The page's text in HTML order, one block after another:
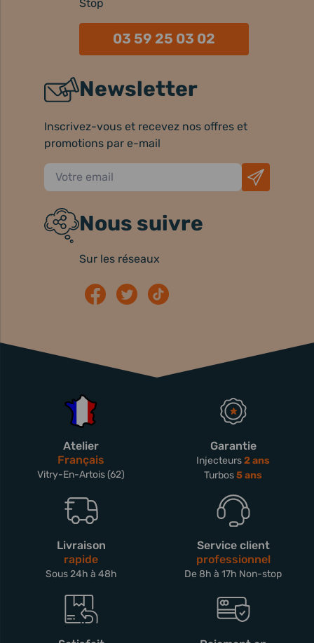
Stop
03 59 25 03 02
Newsletter
Inscrivez-vous et recevez nos offres et
promotions par e-mail
Nous suivre
Sur les réseaux
Atelier
Français
Vitry-En-Artois (62)
Garantie
Injecteurs2 ans
Turbos5 ans
Livraison
rapide
Sous 24h à 48h
Service client
professionnel
De 8h à 17h Non-stop